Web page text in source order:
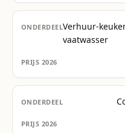
Verhuur-
vaatwasser